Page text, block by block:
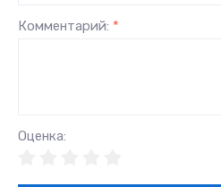
Комментарий: *
Оценка: